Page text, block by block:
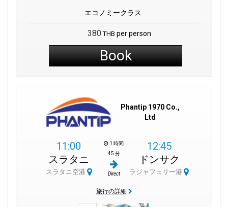
エコノミークラス
380 THB per person
Book
Phantip 1970 Co.,
Ltd
11:00
スラタニ
スラタニ空港
1 時間
45 分
Direct
12:45
ドンサク
ラジャフェリー港
旅行の詳細